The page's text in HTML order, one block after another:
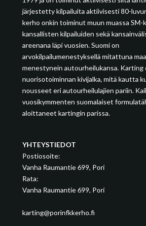
järjestetty kilpailuita aktiivisesti 80-
kerho onkin toiminut muun muassa SM-
kansallisten kilpailuiden sekä
areenana läpi vuosien. Suomi on
arvokilpailumenestyksellä mitattuna
menestynein autourheilukansa. Karting
nuorisotoiminnan kivijalka, mitä kautta
nousseet eri autourheilulajien pariin.
vuosikymmenten suomalaiset
aloittaneet kartingin parissa.
YHTEYSTIEDOT
Postiosoite:
Vanha Raumantie 699, Pori
Rata:
Vanha Raumantie 699, Pori
karting@porinfkkerho.fi